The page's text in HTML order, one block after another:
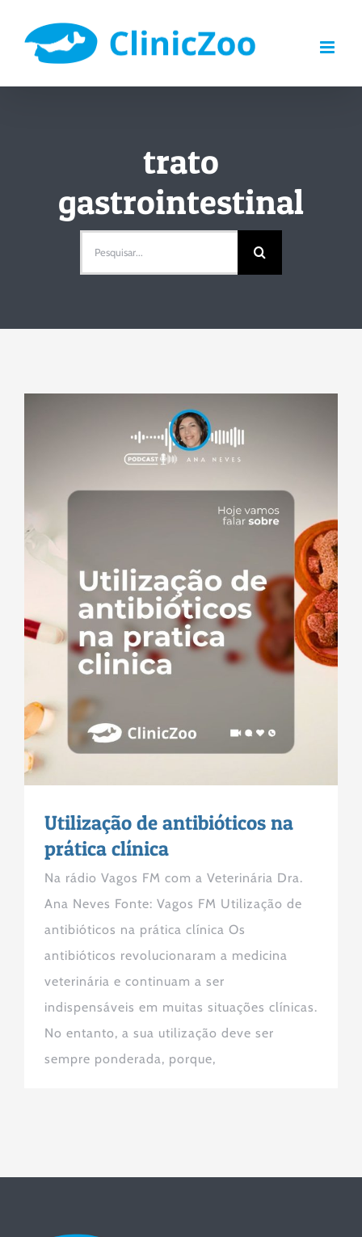
content
trato
gastrointestinal
Utilização de antibióticos na
prática clínica
Na rádio Vagos FM com a Veterinária Dra.
Ana Neves Fonte: Vagos FM Utilização de
antibióticos na prática clínica Os
antibióticos revolucionaram a medicina
veterinária e continuam a ser
indispensáveis em muitas situações clínicas.
No entanto, a sua utilização deve ser
sempre ponderada, porque,